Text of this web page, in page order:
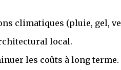
climatiques (pluie, gel,
local.
les coûts à long terme.